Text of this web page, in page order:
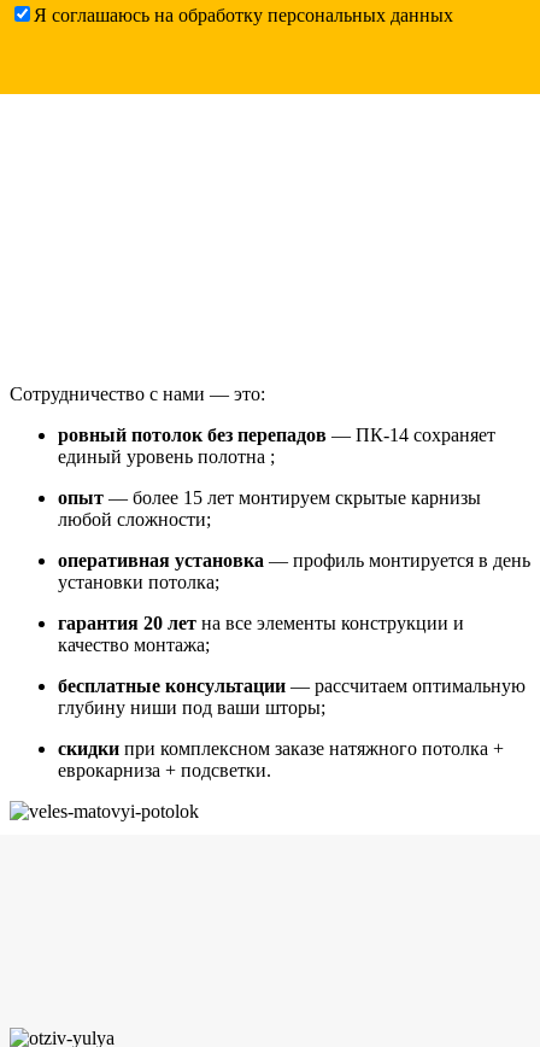
Я соглашаюсь на обработку персональных данных
Сотрудничество с нами — это:
ровный потолок без перепадов — ПК-14 сохраняет
единый уровень полотна ;
опыт — более 15 лет монтируем скрытые карнизы
любой сложности;
оперативная установка — профиль монтируется в день
установки потолка;
гарантия 20 лет на все элементы конструкции и
качество монтажа;
бесплатные консультации — рассчитаем оптимальную
глубину ниши под ваши шторы;
скидки при комплексном заказе натяжного потолка +
еврокарниза + подсветки.